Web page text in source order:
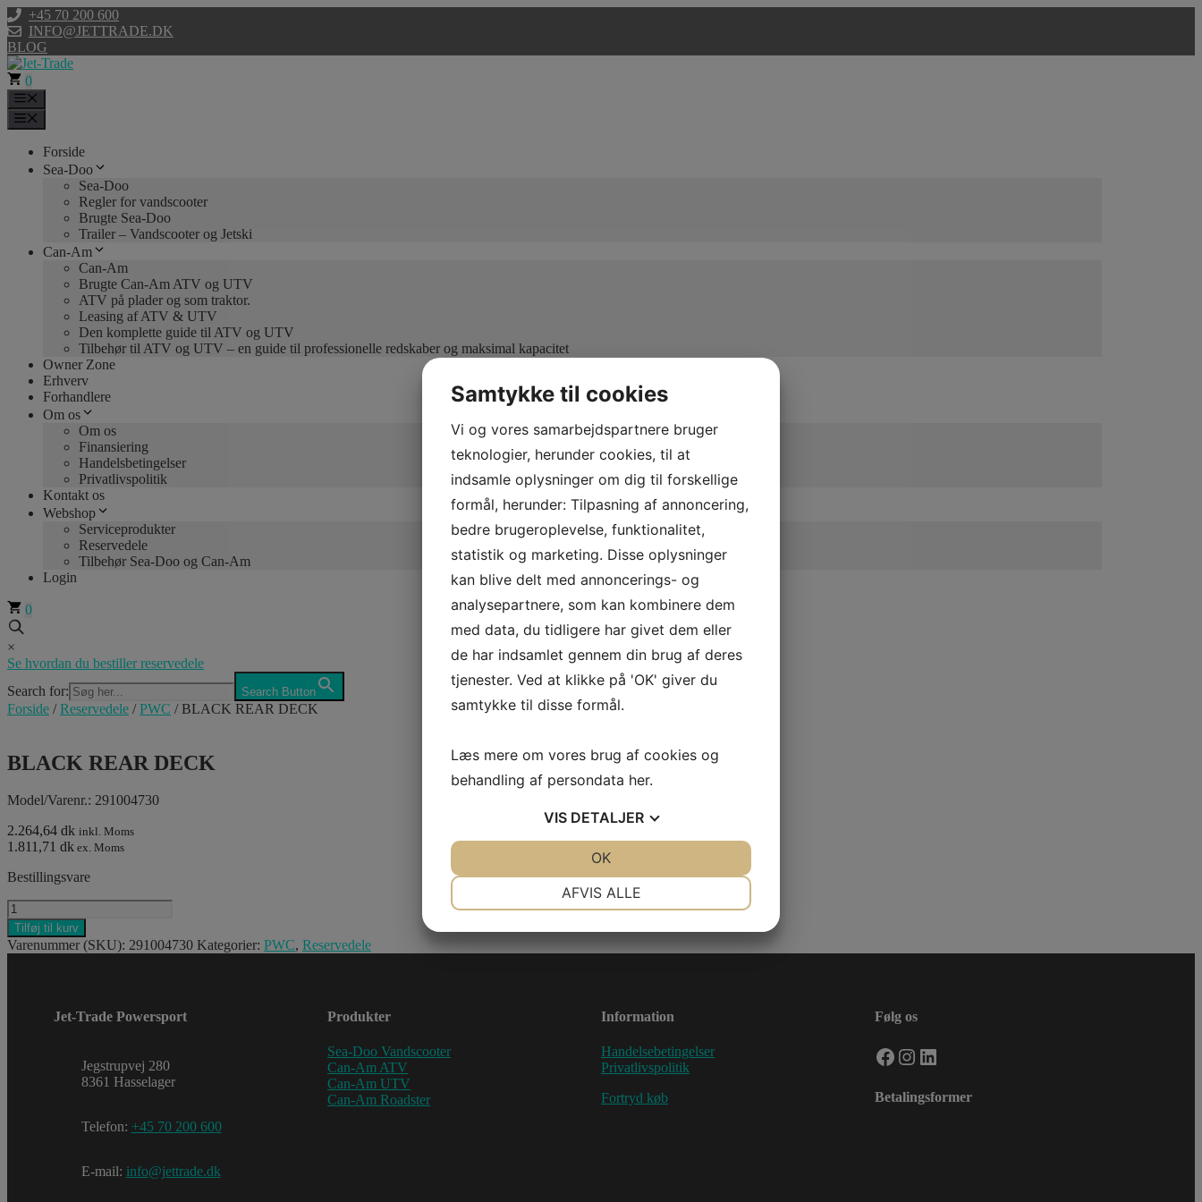
Hop
til
indhold
+45 70 200 600
INFO@JETTRADE.DK
BLOG
0
Forside
Sea-Doo
Sea-Doo
Regler for vandscooter
Brugte Sea-Doo
Trailer – Vandscooter og Jetski
Can-Am
Can-Am
Brugte Can-Am ATV og UTV
ATV på plader og som traktor.
Leasing af ATV & UTV
Den komplette guide til ATV og UTV
Tilbehør til ATV og UTV – en guide til professionelle redskaber og maksimal kapacitet
Owner Zone
Erhverv
Forhandlere
Om os
Om os
Finansiering
Handelsbetingelser
Privatlivspolitik
Kontakt os
Webshop
Serviceprodukter
Reservedele
Tilbehør Sea-Doo og Can-Am
Login
0
×
Se hvordan du bestiller reservedele
Search for:
Search Button
Forside /Reservedele /PWC / BLACK REAR DECK
BLACK REAR DECK
Model/Varenr.: 291004730
2.264,64 dk inkl. Moms
1.811,71 dk ex. Moms
Bestillingsvare
BLACK
REAR
DECK
antal
Tilføj til kurv
Varenummer (SKU): 291004730 Kategorier: PWC, Reservedele
Jet-Trade Powersport
Jegstrupvej 280
8361 Hasselager
Telefon: +45 70 200 600
E-mail: info@jettrade.dk
Produkter
Sea-Doo Vandscooter
Can-Am ATV
Can-Am UTV
Can-Am Roadster
Information
Handelsebetingelser
Privatlivspolitik
Fortryd køb
Følg os
Facebook
Instagram
LinkedIn
Betalingsformer
Samtykke til cookies
Vi og vores samarbejdspartnere bruger
teknologier, herunder cookies, til at
indsamle oplysninger om dig til forskellige
formål, herunder: Tilpasning af annoncering,
bedre brugeroplevelse, funktionalitet,
statistik og marketing. Disse oplysninger
kan blive delt med annoncerings- og
analysepartnere, som kan kombinere dem
med data, du tidligere har givet dem eller
de har indsamlet gennem din brug af deres
tjenester. Ved at klikke på 'OK' giver du
samtykke til disse formål.
Læs mere om vores brug af cookies og
behandling af persondata her.
VIS DETALJER
AFVIS ALLE
OK